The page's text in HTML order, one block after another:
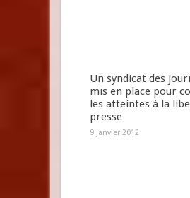
Un syndicat des
mis en place pour
les atteintes à la
presse
9 janvier 2012